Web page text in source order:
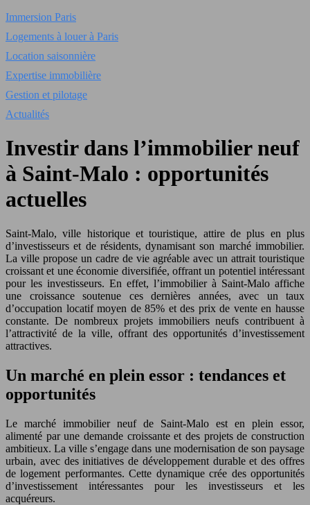
Immersion Paris
Logements à louer à Paris
Location saisonnière
Expertise immobilière
Gestion et pilotage
Actualités
Investir dans l’immobilier neuf
à Saint-Malo : opportunités
actuelles
Saint-Malo, ville historique et touristique, attire de plus en plus
d’investisseurs et de résidents, dynamisant son marché immobilier.
La ville propose un cadre de vie agréable avec un attrait touristique
croissant et une économie diversifiée, offrant un potentiel intéressant
pour les investisseurs. En effet, l’immobilier à Saint-Malo affiche
une croissance soutenue ces dernières années, avec un taux
d’occupation locatif moyen de 85% et des prix de vente en hausse
constante. De nombreux projets immobiliers neufs contribuent à
l’attractivité de la ville, offrant des opportunités d’investissement
attractives.
Un marché en plein essor : tendances et
opportunités
Le marché immobilier neuf de Saint-Malo est en plein essor,
alimenté par une demande croissante et des projets de construction
ambitieux. La ville s’engage dans une modernisation de son paysage
urbain, avec des initiatives de développement durable et des offres
de logement performantes. Cette dynamique crée des opportunités
d’investissement intéressantes pour les investisseurs et les
acquéreurs.